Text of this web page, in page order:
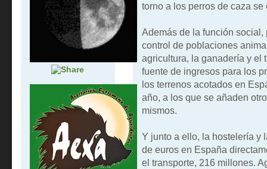
torno a los perros de caza
Además de la función
control de poblaciones
agricultura, la ganadería y el
fuente de ingresos para los
los terrenos acotados en
año, a los que se añaden
mismos.
Y junto a ello, la hostelería y
de euros en España
el transporte, 216 millones.